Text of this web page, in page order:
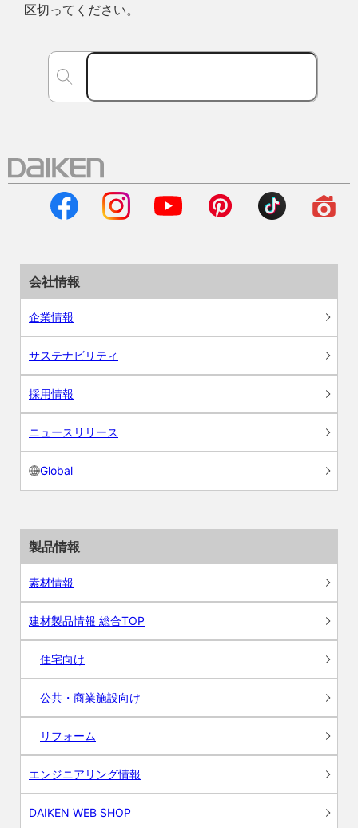
区切ってください。
会社情報
企業情報
サステナビリティ
採用情報
ニュースリリース
Global
製品情報
素材情報
建材製品情報 総合TOP
住宅向け
公共・商業施設向け
リフォーム
エンジニアリング情報
DAIKEN WEB SHOP